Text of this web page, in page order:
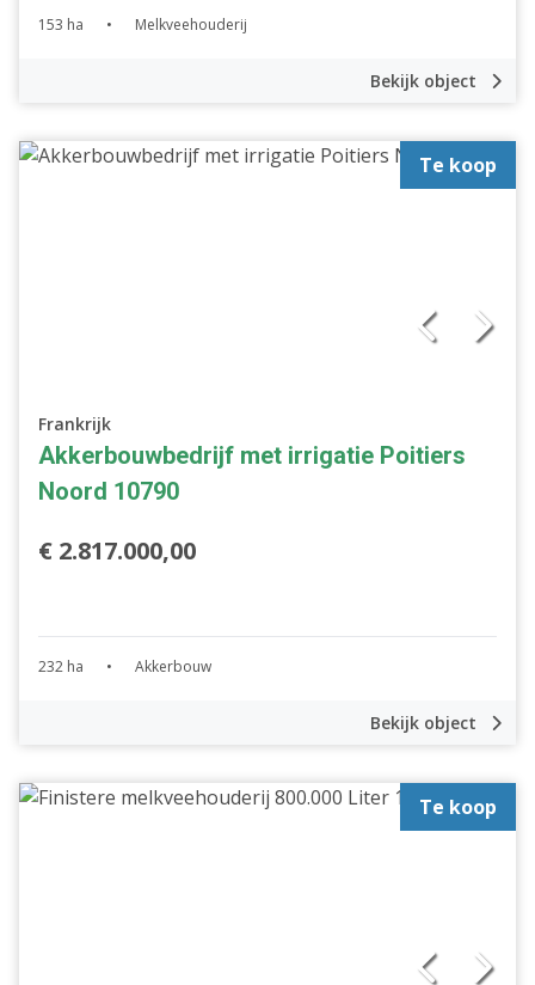
153 ha • Melkveehouderij
Bekijk object
Te koop
Frankrijk
Akkerbouwbedrijf met irrigatie Poitiers
Noord 10790
€ 2.817.000,00
232 ha • Akkerbouw
Bekijk object
Te koop